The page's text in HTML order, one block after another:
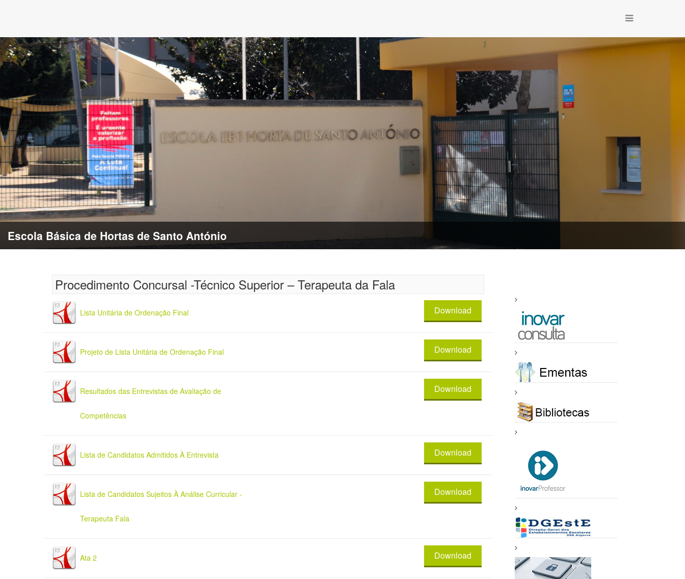
Escola Básica de Hortas de Santo António
Procedimento Concursal -Técnico Superior – Terapeuta da Fala
Lista Unitária de Ordenação Final Download
Projeto de Lista Unitária de Ordenação Final Download
Resultados das Entrevistas de Avaliação de
Competências
Download
Lista de Candidatos Admitidos À Entrevista Download
Lista de Candidatos Sujeitos À Análise Curricular -
Terapeuta Fala
Download
Ata 2 Download